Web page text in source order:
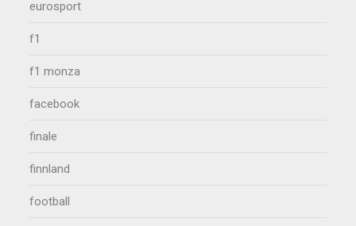
eurosport
f1
f1 monza
facebook
finale
finnland
football